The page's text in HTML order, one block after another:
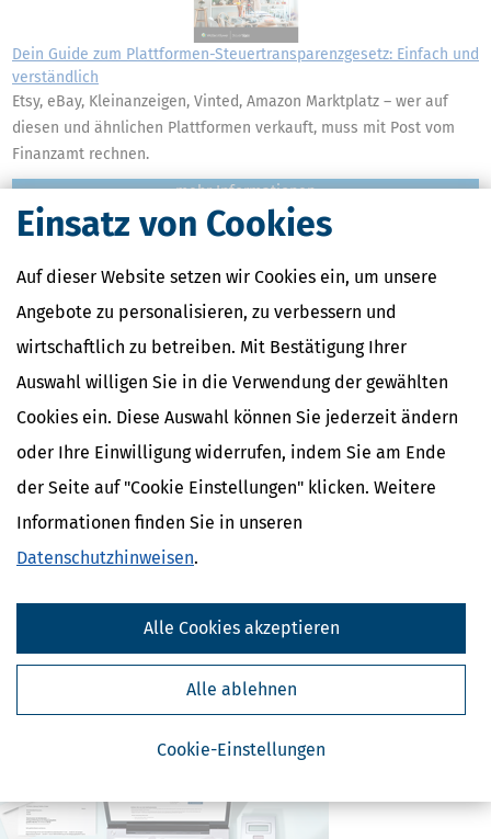
Einsatz von Cookies
Auf dieser Website setzen wir Cookies ein, um unsere
Angebote zu personalisieren, zu verbessern und
wirtschaftlich zu betreiben. Mit Bestätigung Ihrer
Auswahl willigen Sie in die Verwendung der gewählten
Cookies ein. Diese Auswahl können Sie jederzeit ändern
oder Ihre Einwilligung widerrufen, indem Sie am Ende
der Seite auf "Cookie Einstellungen" klicken. Weitere
Informationen finden Sie in unseren
Datenschutzhinweisen.
Cookie-Einstellungen
Alle ablehnen
Alle Cookies akzeptieren
Dein Guide zum Plattformen-Steuertransparenzgesetz: Einfach und
verständlich
Etsy, eBay, Kleinanzeigen, Vinted, Amazon Marktplatz – wer auf
diesen und ähnlichen Plattformen verkauft, muss mit Post vom
Finanzamt rechnen.
mehr
Kostenlose Steuertipps & News
Steuertipps
von Steuertipps abonnieren. Die
Meine Einwilligung kann ich jederzeit durch